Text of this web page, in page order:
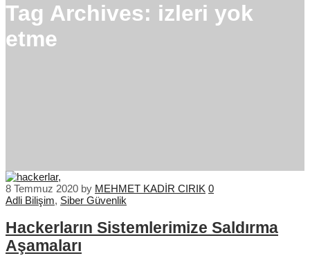
Tag Archives: izleri yok
etme
8 Temmuz 2020 by MEHMET KADİR CIRIK 0
Adli Bilişim, Siber Güvenlik
Hackerların Sistemlerimize Saldırma
Aşamaları